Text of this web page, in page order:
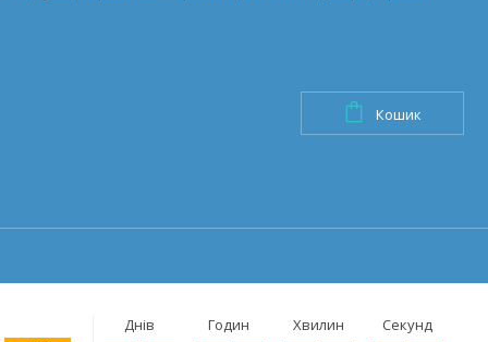
Кошик
Днів Годин Хвилин Секунд